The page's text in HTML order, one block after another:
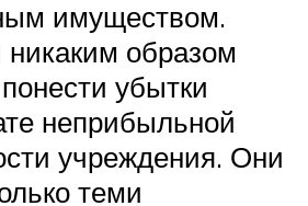
имуществом.
образом
убытки
неприбыльной
учреждения. Они
теми